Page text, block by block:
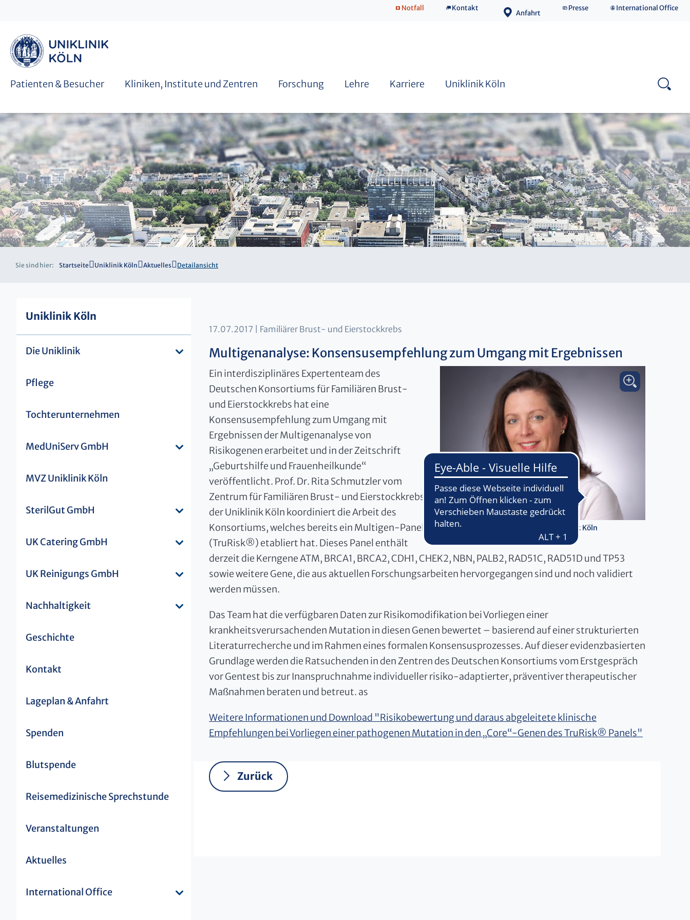
Notfall Kontakt
Anfahrt
Presse International Office
Patienten & Besucher Kliniken, Institute und Zentren Forschung Lehre Karriere Uniklinik Köln
Sie sind hier: Startseite Uniklinik Köln Aktuelles Detailansicht
Uniklinik Köln
Die Uniklinik
Pflege
Tochterunternehmen
MedUniServ GmbH
MVZ Uniklinik Köln
SterilGut GmbH
UK Catering GmbH
UK Reinigungs GmbH
Nachhaltigkeit
Geschichte
Kontakt
Lageplan & Anfahrt
Spenden
Blutspende
Reisemedizinische Sprechstunde
Veranstaltungen
Aktuelles
International Office
17.07.2017 Familiärer Brust- und Eierstockkrebs
Multigenanalyse: Konsensusempfehlung zum Umgang mit Ergebnissen
Prof. Dr. Rita Schmutzler, Foto: Uniklinik Köln
Ein interdisziplinäres Expertenteam des
Deutschen Konsortiums für Familiären Brust-
und Eierstockkrebs hat eine
Konsensusempfehlung zum Umgang mit
Ergebnissen der Multigenanalyse von
Risikogenen erarbeitet und in der Zeitschrift
„Geburtshilfe und Frauenheilkunde“
veröffentlicht. Prof. Dr. Rita Schmutzler vom
Zentrum für Familiären Brust- und Eierstockkrebs
der Uniklinik Köln koordiniert die Arbeit des
Konsortiums, welches bereits ein Multigen-Panel
(TruRisk®) etabliert hat. Dieses Panel enthält
derzeit die Kerngene ATM, BRCA1, BRCA2, CDH1, CHEK2, NBN, PALB2, RAD51C, RAD51D und TP53
sowie weitere Gene, die aus aktuellen Forschungsarbeiten hervorgegangen sind und noch validiert
werden müssen.
Das Team hat die verfügbaren Daten zur Risikomodifikation bei Vorliegen einer
krankheitsverursachenden Mutation in diesen Genen bewertet – basierend auf einer strukturierten
Literaturrecherche und im Rahmen eines formalen Konsensusprozesses. Auf dieser evidenzbasierten
Grundlage werden die Ratsuchenden in den Zentren des Deutschen Konsortiums vom Erstgespräch
vor Gentest bis zur Inanspruchnahme individueller risiko-adaptierter, präventiver therapeutischer
Maßnahmen beraten und betreut. as
Weitere Informationen und Download "Risikobewertung und daraus abgeleitete klinische
Empfehlungen bei Vorliegen einer pathogenen Mutation in den „Core“-Genen des TruRisk® Panels"
Zurück